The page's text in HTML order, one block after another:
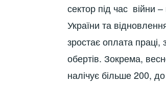
сектор під час війни
України та
зростає оплата праці,
обертів. Зокрема,
налічує більше 200,